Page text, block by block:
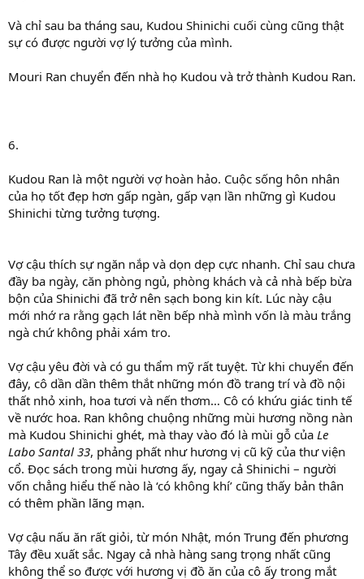
Và chỉ sau ba tháng sau, Kudou Shinichi cuối cùng cũng thật
sự có được người vợ lý tưởng của mình.
Mouri Ran chuyển đến nhà họ Kudou và trở thành Kudou Ran.
6.
Kudou Ran là một người vợ hoàn hảo. Cuộc sống hôn nhân
của họ tốt đẹp hơn gấp ngàn, gấp vạn lần những gì Kudou
Shinichi từng tưởng tượng.
Vợ cậu thích sự ngăn nắp và dọn dẹp cực nhanh. Chỉ sau chưa
đầy ba ngày, căn phòng ngủ, phòng khách và cả nhà bếp bừa
bộn của Shinichi đã trở nên sạch bong kin kít. Lúc này cậu
mới nhớ ra rằng gạch lát nền bếp nhà mình vốn là màu trắng
ngà chứ không phải xám tro.
Vợ cậu yêu đời và có gu thẩm mỹ rất tuyệt. Từ khi chuyển đến
đây, cô dần dần thêm thắt những món đồ trang trí và đồ nội
thất nhỏ xinh, hoa tươi và nến thơm… Cô có khứu giác tinh tế
về nước hoa. Ran không chuộng những mùi hương nồng nàn
mà Kudou Shinichi ghét, mà thay vào đó là mùi gỗ của Le
Labo Santal 33, phảng phất như hương vị cũ kỹ của thư viện
cổ. Đọc sách trong mùi hương ấy, ngay cả Shinichi – người
vốn chẳng hiểu thế nào là ‘có không khí’ cũng thấy bản thân
có thêm phần lãng mạn.
Vợ cậu nấu ăn rất giỏi, từ món Nhật, món Trung đến phương
Tây đều xuất sắc. Ngay cả nhà hàng sang trọng nhất cũng
không thể so được với hương vị đồ ăn của cô ấy trong mắt